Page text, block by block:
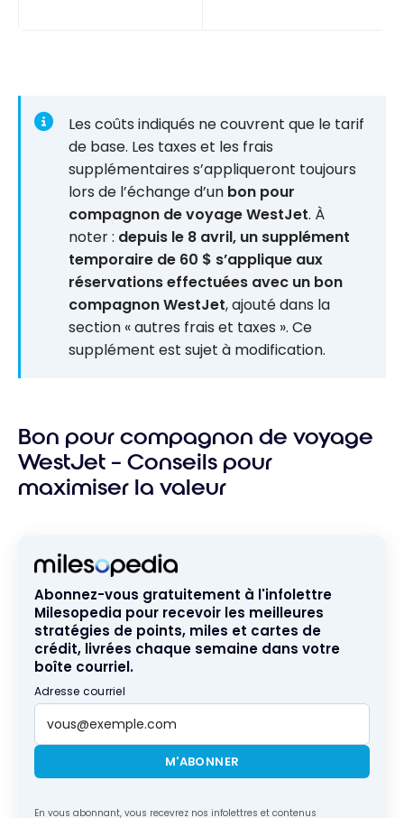
Les coûts indiqués ne couvrent que le tarif
de base. Les taxes et les frais
supplémentaires s’appliqueront toujours
lors de l’échange d’un bon pour
compagnon de voyage WestJet. À
noter : depuis le 8 avril, un supplément
temporaire de 60 $ s’applique aux
réservations effectuées avec un bon
compagnon WestJet, ajouté dans la
section « autres frais et taxes ». Ce
supplément est sujet à modification.
Bon pour compagnon de voyage
WestJet – Conseils pour
maximiser la valeur
Abonnez-vous gratuitement à l'infolettre
Milesopedia pour recevoir les meilleures
stratégies de points, miles et cartes de
crédit, livrées chaque semaine dans votre
boîte courriel.
Adresse courriel
M'ABONNER
En vous abonnant, vous recevrez nos infolettres et contenus